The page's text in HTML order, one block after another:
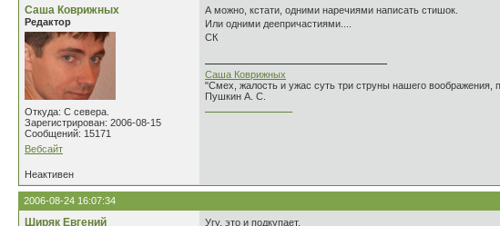
Саша Коврижных
Редактор
Откуда: С севера.
Зарегистрирован: 2006-08-15
Сообщений: 15171
Вебсайт
А можно, кстати, одними наречиями написать стишок.
Или одними деепричастиями....
СК
Саша Коврижных
"Смех, жалость и ужас суть три струны нашего
Пушкин А. С.
Неактивен
2006-08-24 16:07:34
Ширяк Евгений Угу, это и подкупает.